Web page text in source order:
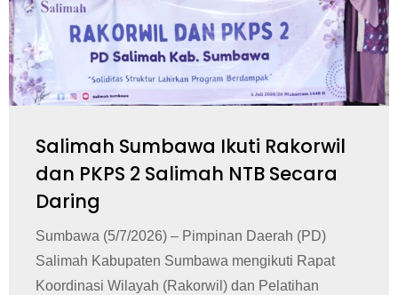
Salimah Sumbawa Ikuti Rakorwil
dan PKPS 2 Salimah NTB Secara
Daring
Sumbawa (5/7/2026) – Pimpinan Daerah (PD)
Salimah Kabupaten Sumbawa mengikuti Rapat
Koordinasi Wilayah (Rakorwil) dan Pelatihan